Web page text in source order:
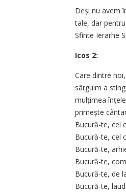
Deși nu avem
tale, dar
Sfinte Ierarhe
Icos 2:
Care dintre
sârguim a
mulțimea
primește
Bucură-te, cel
Bucură-te, cel
Bucură-te,
Bucură-te,
Bucură-te, de
Bucură-te,